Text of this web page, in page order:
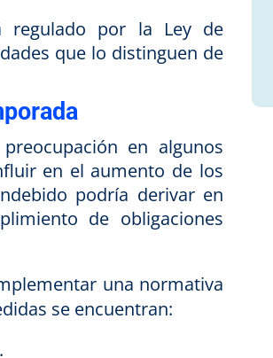
regulado por la Ley de
que lo distinguen de
en algunos
en el aumento de los
podría derivar en
de obligaciones
una normativa
se encuentran: